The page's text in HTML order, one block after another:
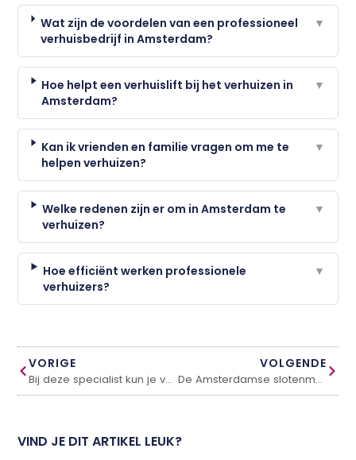
Wat zijn de voordelen van een professioneel
verhuisbedrijf in Amsterdam?
▼
Hoe helpt een verhuislift bij het verhuizen in
Amsterdam?
▼
Kan ik vrienden en familie vragen om me te
helpen verhuizen?
▼
Welke redenen zijn er om in Amsterdam te
verhuizen?
▼
Hoe efficiënt werken professionele
verhuizers?
▼
VORIGE
Bij deze specialist kun je verschillende maten kabeldoorvoer kopen
VOLGENDE
De Amsterdamse slotenmaker
VIND JE DIT ARTIKEL LEUK?